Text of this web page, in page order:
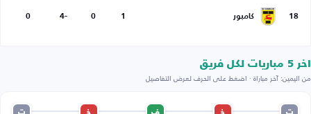
18 كامبور 1
0
-4
0
اخر 5 مباريات لكل فريق
من اليمين: آخر مباراة · اضغط على الحرف لعرض التفاصيل